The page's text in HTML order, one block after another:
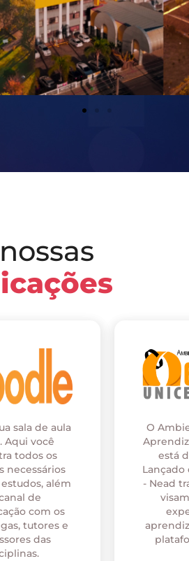
sala de aula
Aqui você
todos os
necessários
estudos, além
de
com os
tutores e
das
O
está
Lançado
- Nead